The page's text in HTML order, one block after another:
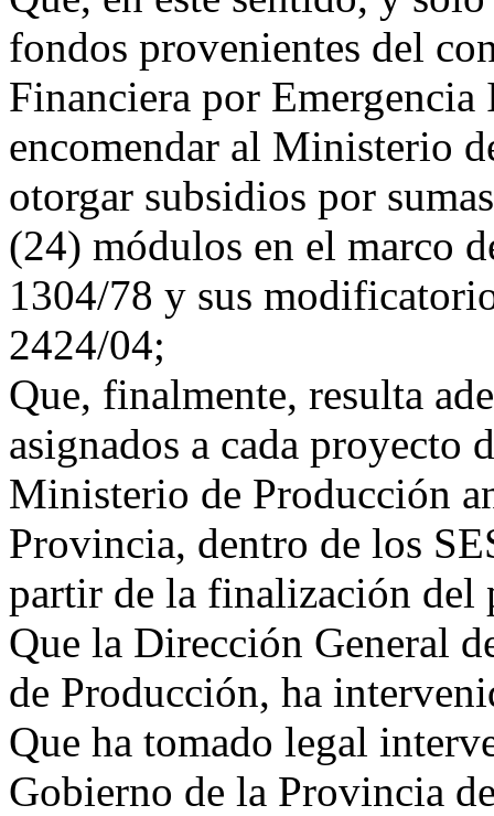
fondos provenientes del
Financiera por Emergencia
encomendar al Ministerio
otorgar subsidios por
(24) módulos en el marco
1304/78 y sus
2424/04;
Que, finalmente, resulta
asignados a cada proyecto
Ministerio de Producción
Provincia, dentro de los
partir de la finalización del
Que la Dirección General
de Producción, ha
Que ha tomado legal
Gobierno de la Provincia